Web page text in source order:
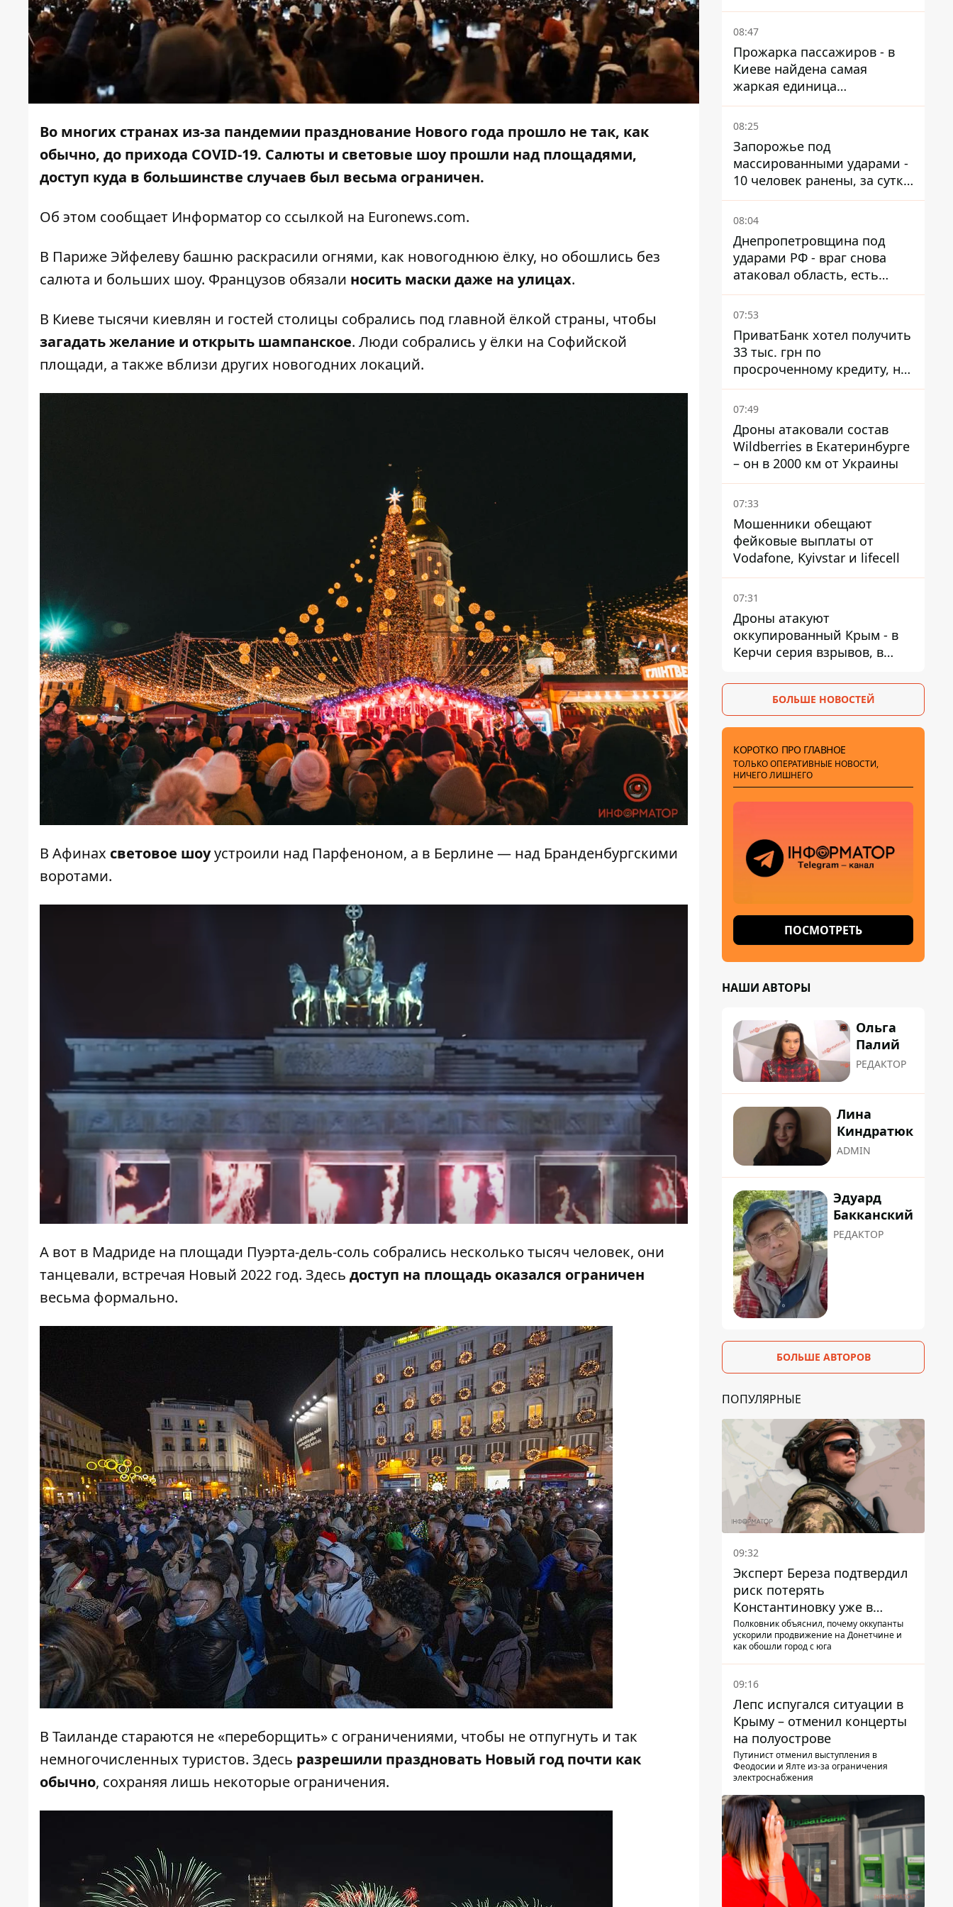
Во многих странах из-за пандемии празднование Нового года прошло не так, как
обычно, до прихода COVID-19. Салюты и световые шоу прошли над площадями,
доступ куда в большинстве случаев был весьма ограничен.
Об этом сообщает Информатор со ссылкой на Euronews.com.
В Париже Эйфелеву башню раскрасили огнями, как новогоднюю ёлку, но обошлись без
салюта и больших шоу. Французов обязали носить маски даже на улицах.
В Киеве тысячи киевлян и гостей столицы собрались под главной ёлкой страны, чтобы
загадать желание и открыть шампанское. Люди собрались у ёлки на Софийской
площади, а также вблизи других новогодних локаций.
В Афинах световое шоуустроили над Парфеноном, а в Берлине — над Бранденбургскими
воротами.
А вот в Мадриде на площади Пуэрта-дель-соль собрались несколько тысяч человек, они
танцевали, встречая Новый 2022 год. Здесь доступ на площадь оказался ограничен
весьма формально.
В Таиланде стараются не «переборщить» с ограничениями, чтобы не отпугнуть и так
немногочисленных туристов. Здесь разрешили праздновать Новый год почти как
обычно, сохраняя лишь некоторые ограничения.
от атак
08:47
Прожарка пассажиров - в
Киеве найдена самая
жаркая единица
общественного транспорта
08:25
Запорожье под
массированными ударами -
10 человек ранены, за сутки
тысячи атак
08:04
Днепропетровщина под
ударами РФ - враг снова
атаковал область, есть
разрушения и пожары
07:53
ПриватБанк хотел получить
33 тыс. грн по
просроченному кредиту, но
суд взыскал с должницы
только 22 тыс. грн
07:49
Дроны атаковали состав
Wildberries в Екатеринбурге
– он в 2000 км от Украины
07:33
Мошенники обещают
фейковые выплаты от
Vodafone, Kyivstar и lifecell
07:31
Дроны атакуют
оккупированный Крым - в
Керчи серия взрывов, в
БОЛЬШЕ НОВОСТЕЙ
КОРОТКО ПРО ГЛАВНОЕ
ТОЛЬКО ОПЕРАТИВНЫЕ НОВОСТИ,
НИЧЕГО ЛИШНЕГО
ПОСМОТРЕТЬ
НАШИ АВТОРЫ
Ольга
Палий
РЕДАКТОР
Лина
Киндратюк
ADMIN
Эдуард
Бакканский
РЕДАКТОР
БОЛЬШЕ АВТОРОВ
ПОПУЛЯРНЫЕ
09:32
Эксперт Береза ​​подтвердил
риск потерять
Константиновку уже в
ближайшие месяцы
Полковник объяснил, почему оккупанты
ускорили продвижение на Донетчине и
как обошли город с юга
09:16
Лепс испугался ситуации в
Крыму – отменил концерты
на полуострове
Путинист отменил выступления в
Феодосии и Ялте из-за ограничения
электроснабжения